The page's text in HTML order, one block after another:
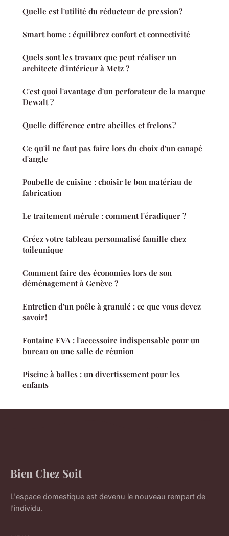
Quelle est l'utilité du réducteur de pression ?
Smart home : équilibrez confort et connectivité
Quels sont les travaux que peut réaliser un
architecte d'intérieur à Metz ?
C'est quoi l'avantage d'un perforateur de la marque
Dewalt ?
Quelle différence entre abeilles et frelons ?
Ce qu'il ne faut pas faire lors du choix d'un canapé
d'angle
Poubelle de cuisine : choisir le bon matériau de
fabrication
Le traitement mérule : comment l'éradiquer ?
Créez votre tableau personnalisé famille chez
toileunique
Comment faire des économies lors de son
déménagement à Genève ?
Entretien d'un poêle à granulé : ce que vous devez
savoir !
Fontaine EVA : l'accessoire indispensable pour un
bureau ou une salle de réunion
Piscine à balles : un divertissement pour les
enfants
Bien Chez Soit
L'espace domestique est devenu le nouveau rempart de
l'individu.